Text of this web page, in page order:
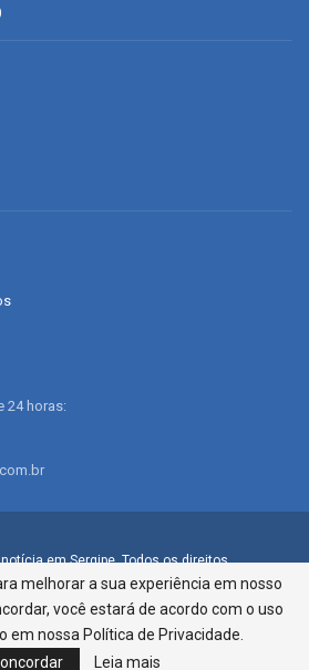
24 horas:
em Sergipe. Todos os direitos
reservados.
Silveira 276, Bairro São José |
030, Fone: 79.2106.8000 - CI Centro de
Informações LTDA
melhorar a sua experiência em nosso
você estará de acordo com o uso
em nossa Política de Privacidade.
Leia mais